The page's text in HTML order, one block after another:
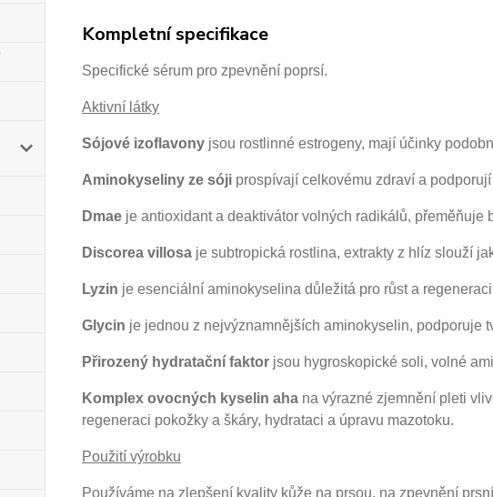
Kompletní specifikace
Specifické sérum pro zpevnění poprsí.
Aktivní látky
Sójové izoflavonyjsou rostlinné estrogeny, mají účinky
Aminokyseliny ze sójiprospívají celkovému zdraví a
Dmaeje antioxidant a deaktivátor volných radikálů, přeměňuje
Discorea villosaje subtropická rostlina, extrakty z hlíz slouží
Lyzin je esenciální aminokyselina důležitá pro růst a
Glycin je jednou z nejvýznamnějších aminokyselin, podporuje
Přirozený hydratační faktorjsou hygroskopické soli, volné
Komplex ovocných kyselin ahana výrazné zjemnění pleti
regeneraci pokožky a škáry, hydrataci a úpravu mazotoku.
Použití výrobku
Používáme na zlepšení kvality kůže na prsou, na zpevnění